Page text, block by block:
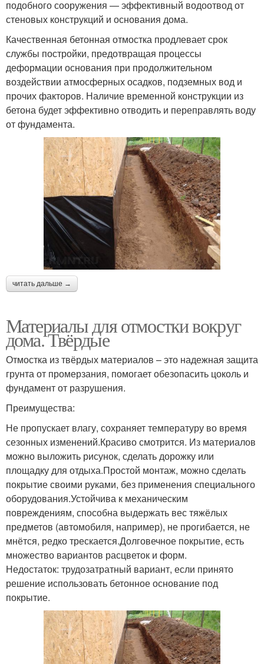
подобного сооружения — эффективный водоотвод от
стеновых конструкций и основания дома.
Качественная бетонная отмостка продлевает срок
службы постройки, предотвращая процессы
деформации основания при продолжительном
воздействии атмосферных осадков, подземных вод и
прочих факторов. Наличие временной конструкции из
бетона будет эффективно отводить и переправлять воду
от фундамента.
читать дальше →
Материалы для отмостки вокруг
дома. Твёрдые
Отмостка из твёрдых материалов – это надежная защита
грунта от промерзания, помогает обезопасить цоколь и
фундамент от разрушения.
Преимущества:
Не пропускает влагу, сохраняет температуру во время
сезонных изменений.Красиво смотрится. Из материалов
можно выложить рисунок, сделать дорожку или
площадку для отдыха.Простой монтаж, можно сделать
покрытие своими руками, без применения специального
оборудования.Устойчива к механическим
повреждениям, способна выдержать вес тяжёлых
предметов (автомобиля, например), не прогибается, не
мнётся, редко трескается.Долговечное покрытие, есть
множество вариантов расцветок и форм.
Недостаток: трудозатратный вариант, если принято
решение использовать бетонное основание под
покрытие.